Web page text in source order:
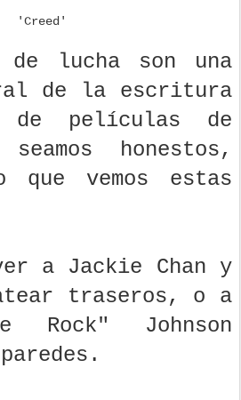
'Creed'
de lucha son una
de la escritura
de películas de
honestos,
que vemos estas
a Jackie Chan y
traseros, o a
Rock" Johnson